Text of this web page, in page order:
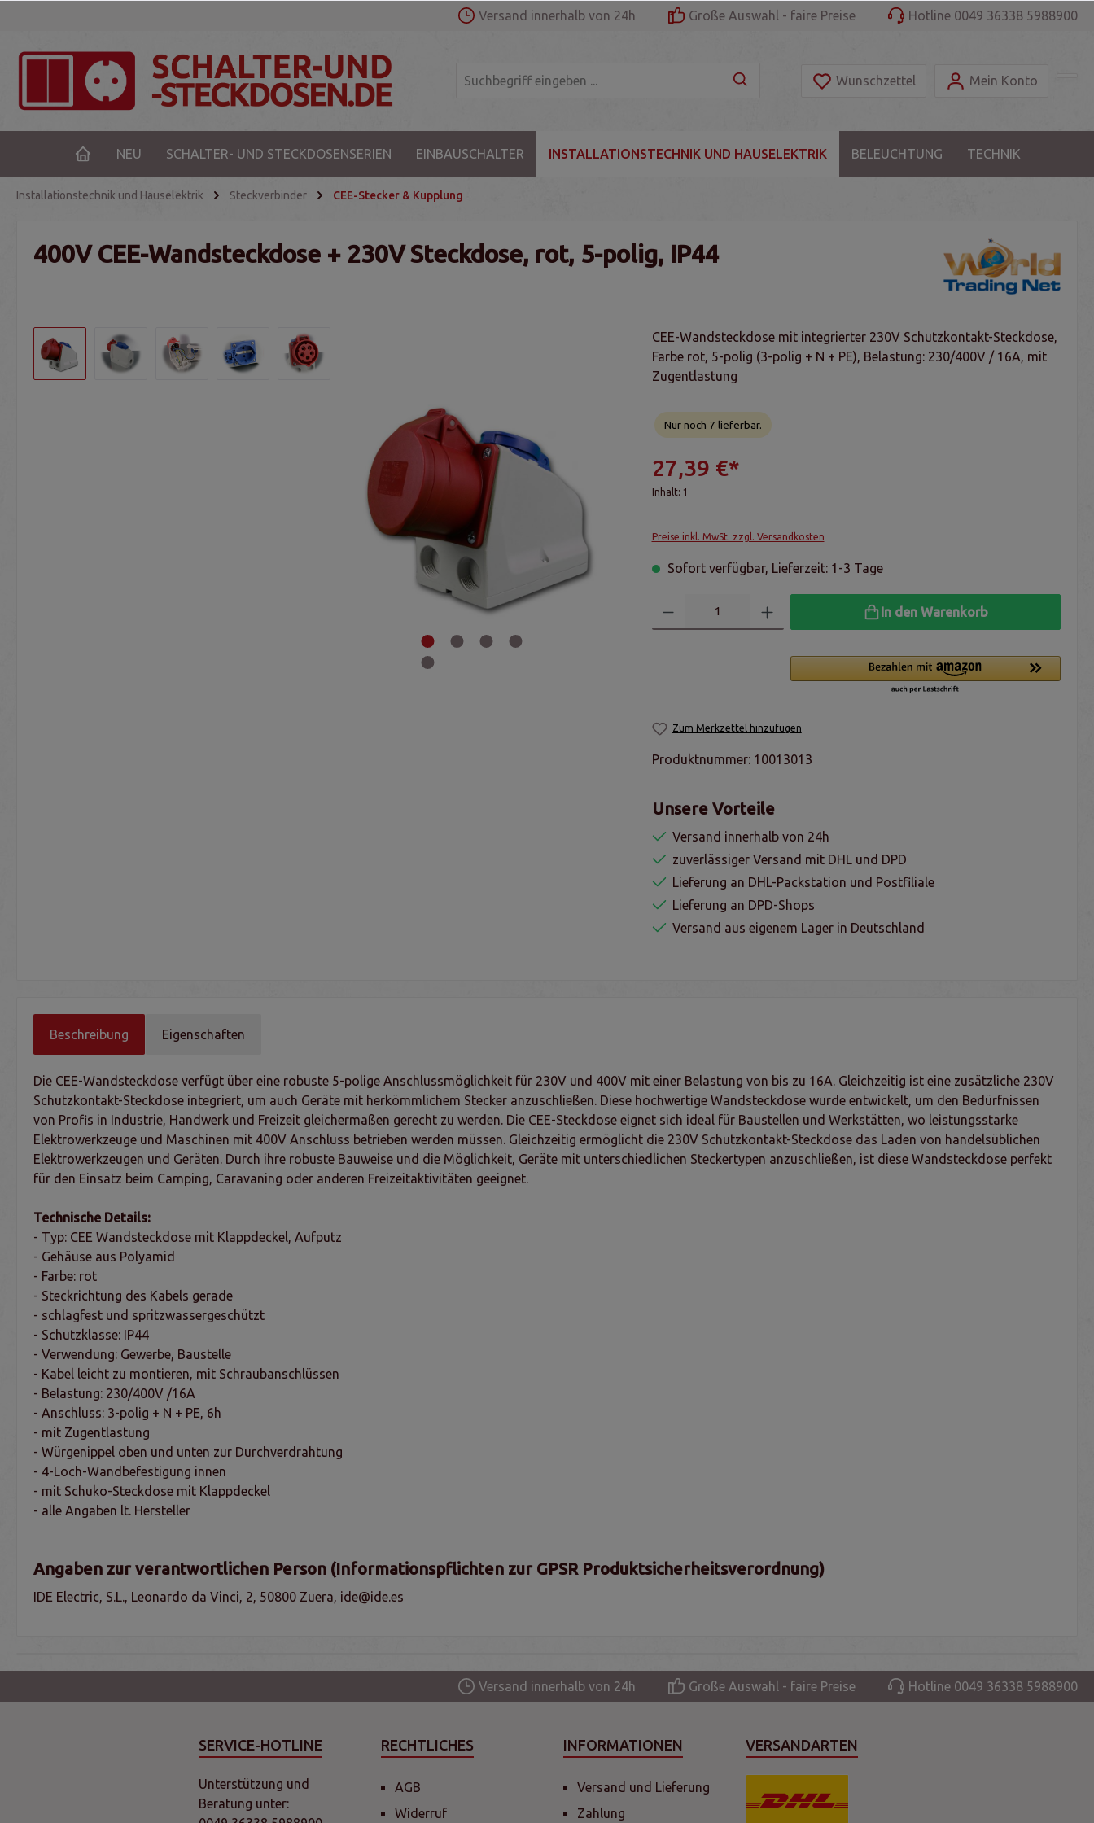
Versand innerhalb von 24h Große Auswahl - faire Preise Hotline 0049 36338 5988900
Wunschzettel Mein Konto
NEU SCHALTER- UND STECKDOSENSERIEN EINBAUSCHALTER INSTALLATIONSTECHNIK UND HAUSELEKTRIK BELEUCHTUNG TECHNIK
Installationstechnik und Hauselektrik Steckverbinder CEE-Stecker & Kupplung
400V CEE-Wandsteckdose + 230V Steckdose, rot, 5-polig, IP44
CEE-Wandsteckdose mit integrierter 230V Schutzkontakt-Steckdose,
Farbe rot, 5-polig (3-polig + N + PE), Belastung: 230/400V / 16A, mit
Zugentlastung
Nur noch 7 lieferbar.
27,39 €*
Inhalt: 1
Preise inkl. MwSt. zzgl. Versandkosten
Sofort verfügbar, Lieferzeit: 1-3 Tage
In den Warenkorb
Zum Merkzettel hinzufügen
Produktnummer: 10013013
Unsere Vorteile
Versand innerhalb von 24h
zuverlässiger Versand mit DHL und DPD
Lieferung an DHL-Packstation und Postfiliale
Lieferung an DPD-Shops
Versand aus eigenem Lager in Deutschland
Beschreibung Eigenschaften
Die CEE-Wandsteckdose verfügt über eine robuste 5-polige Anschlussmöglichkeit für 230V und 400V mit einer Belastung von bis zu 16A. Gleichzeitig ist eine zusätzliche 230V
Schutzkontakt-Steckdose integriert, um auch Geräte mit herkömmlichem Stecker anzuschließen. Diese hochwertige Wandsteckdose wurde entwickelt, um den Bedürfnissen
von Profis in Industrie, Handwerk und Freizeit gleichermaßen gerecht zu werden. Die CEE-Steckdose eignet sich ideal für Baustellen und Werkstätten, wo leistungsstarke
Elektrowerkzeuge und Maschinen mit 400V Anschluss betrieben werden müssen. Gleichzeitig ermöglicht die 230V Schutzkontakt-Steckdose das Laden von handelsüblichen
Elektrowerkzeugen und Geräten. Durch ihre robuste Bauweise und die Möglichkeit, Geräte mit unterschiedlichen Steckertypen anzuschließen, ist diese Wandsteckdose perfekt
für den Einsatz beim Camping, Caravaning oder anderen Freizeitaktivitäten geeignet.
Technische Details:
- Typ: CEE Wandsteckdose mit Klappdeckel, Aufputz
- Gehäuse aus Polyamid
- Farbe: rot
- Steckrichtung des Kabels gerade
- schlagfest und spritzwassergeschützt
- Schutzklasse: IP44
- Verwendung: Gewerbe, Baustelle
- Kabel leicht zu montieren, mit Schraubanschlüssen
- Belastung: 230/400V /16A
- Anschluss: 3-polig + N + PE, 6h
- mit Zugentlastung
- Würgenippel oben und unten zur Durchverdrahtung
- 4-Loch-Wandbefestigung innen
- mit Schuko-Steckdose mit Klappdeckel
- alle Angaben lt. Hersteller
Angaben zur verantwortlichen Person (Informationspflichten zur GPSR Produktsicherheitsverordnung)
IDE Electric, S.L., Leonardo da Vinci, 2, 50800 Zuera, ide@ide.es
Versand innerhalb von 24h Große Auswahl - faire Preise Hotline 0049 36338 5988900
SERVICE-HOTLINE
Unterstützung und
Beratung unter:
RECHTLICHES
AGB
Widerruf
INFORMATIONEN
Versand und Lieferung
Zahlung
VERSANDARTEN